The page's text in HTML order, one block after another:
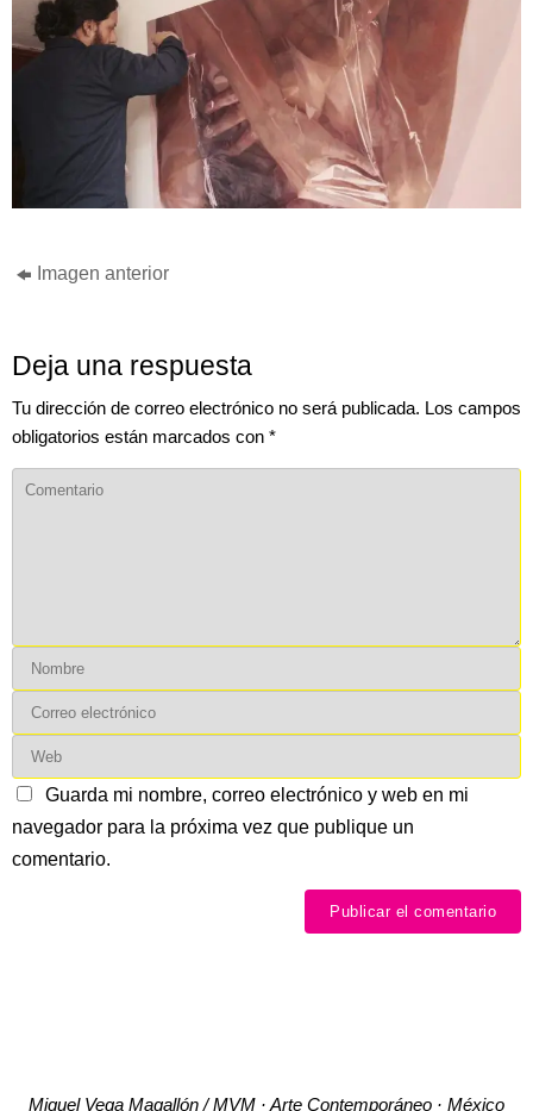
Imagen anterior
Deja una respuesta
Tu dirección de correo electrónico no será publicada. Los campos
obligatorios están marcados con *
Guarda mi nombre, correo electrónico y web en mi
navegador para la próxima vez que publique un
comentario.
Miguel Vega Magallón / MVM · Arte Contemporáneo · México